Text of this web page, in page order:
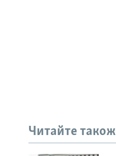
Читайте також